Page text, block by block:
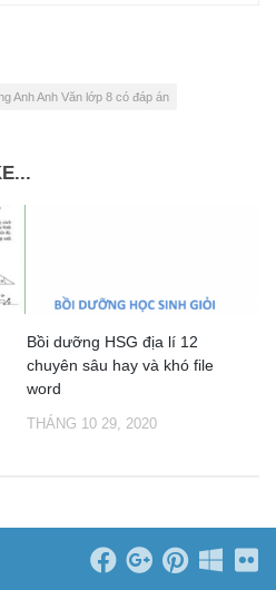
Anh Anh Văn lớp 8 có đáp án
Bồi dưỡng HSG địa lí 12
chuyên sâu hay và khó file
word
THÁNG 10 29, 2020